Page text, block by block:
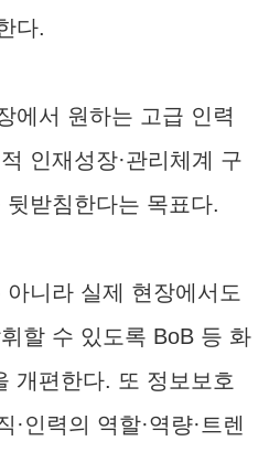
다.
에서 원하는 고급 인력
인재성장·관리체계 구
받침한다는 목표다.
니라 실제 현장에서도
할 수 있도록 BoB 등 화
개편한다. 또 정보보호
인력의 역할·역량·트렌